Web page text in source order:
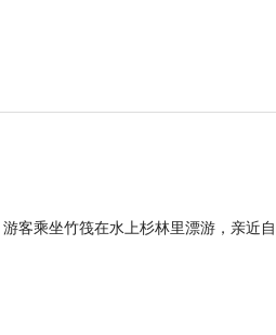
客乘坐竹筏在水上杉林里漂游，亲近自